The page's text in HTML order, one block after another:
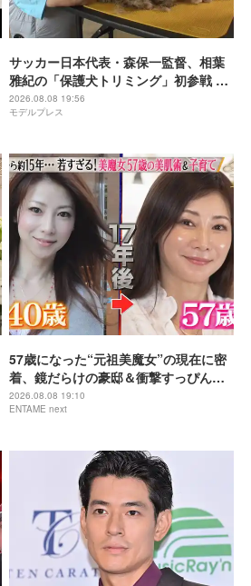
サッカー日本代表・森保一監督、相葉
雅紀の「保護犬トリミング」初参戦 ド
リームチームで心込めて挑む【24時間
テレビ49】
2026.08.08 19:56
モデルプレス
57歳になった“元祖美魔女”の現在に密
着、鏡だらけの豪邸＆衝撃すっぴん姿
を披露
2026.08.08 19:10
ENTAME next